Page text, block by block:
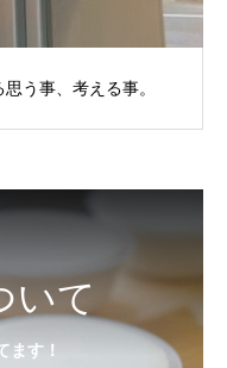
う事、考える事。
いて
ます！